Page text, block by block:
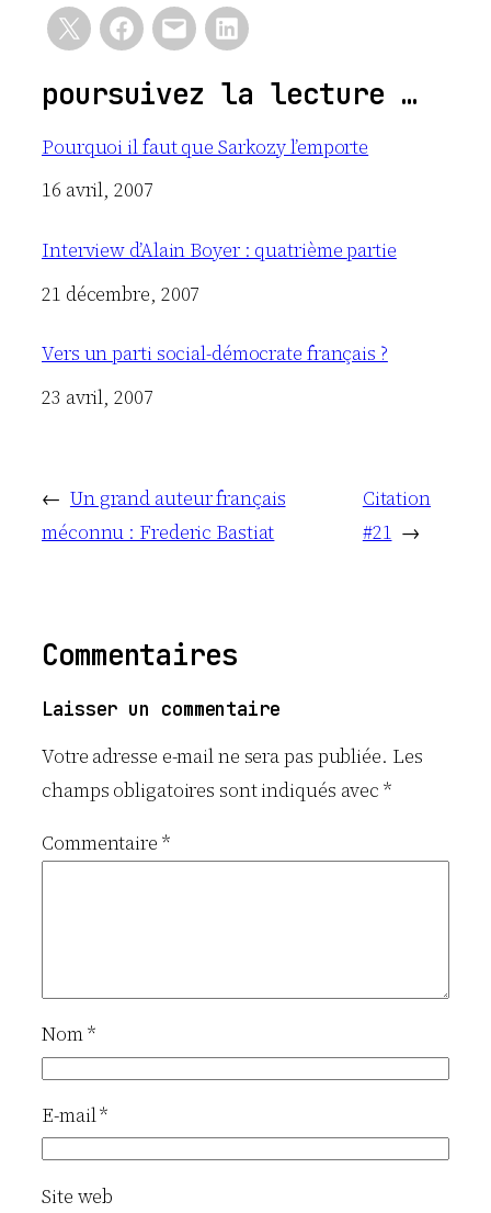
poursuivez la lecture …
Pourquoi il faut que Sarkozy l’emporte
Date
16 avril, 2007
Interview d’Alain Boyer : quatrième partie
Date
21 décembre, 2007
Vers un parti social-démocrate français ?
Date
23 avril, 2007
← Un grand auteur français
méconnu : Frederic Bastiat
Citation
#21 →
Commentaires
Laisser un commentaire
Votre adresse e-mail ne sera pas publiée. Les
champs obligatoires sont indiqués avec*
Commentaire *
Nom*
E-mail*
Site web